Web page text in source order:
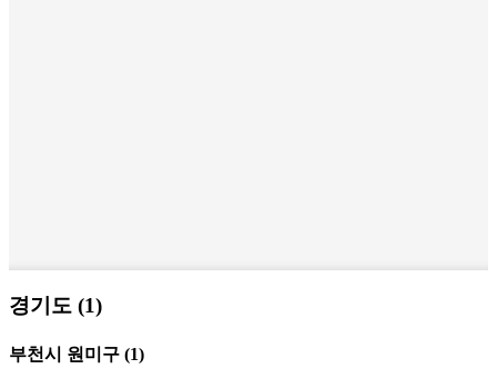
경기도 (1)
부천시 원미구 (1)